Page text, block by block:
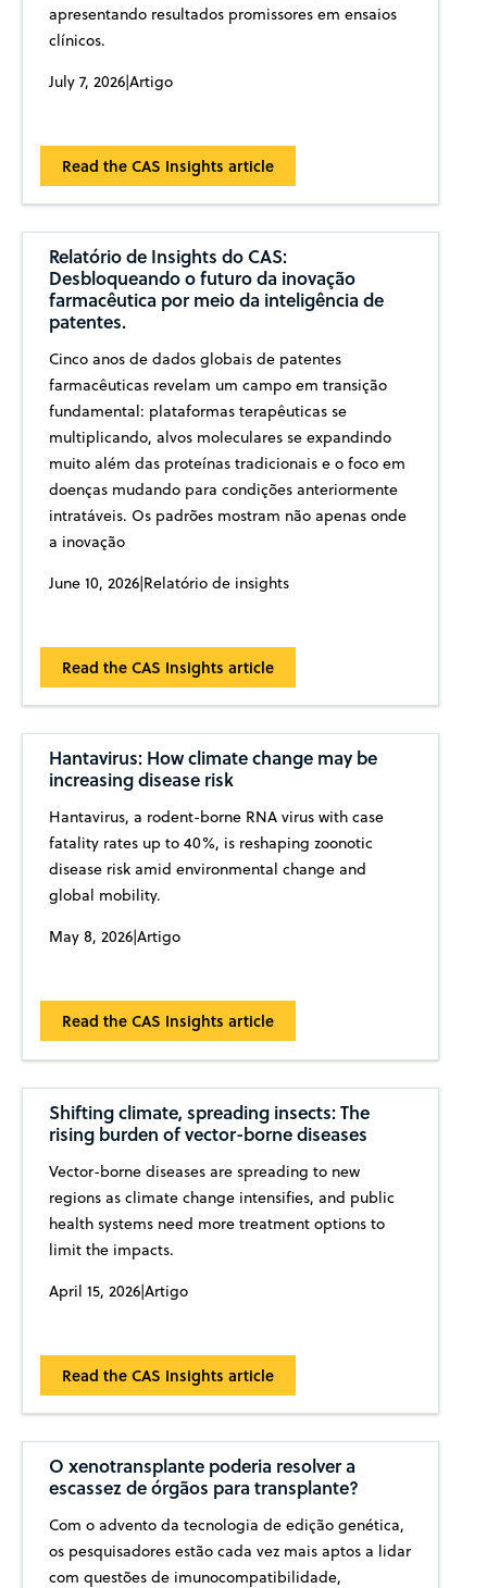
apresentando resultados promissores em ensaios
clínicos.
July 7, 2026|Artigo
Read the CAS Insights article
Relatório de Insights do CAS:
Desbloqueando o futuro da inovação
farmacêutica por meio da inteligência de
patentes.
Cinco anos de dados globais de patentes
farmacêuticas revelam um campo em transição
fundamental: plataformas terapêuticas se
multiplicando, alvos moleculares se expandindo
muito além das proteínas tradicionais e o foco em
doenças mudando para condições anteriormente
intratáveis. Os padrões mostram não apenas onde
a inovação
June 10, 2026|Relatório de insights
Read the CAS Insights article
Hantavirus: How climate change may be
increasing disease risk
Hantavirus, a rodent-borne RNA virus with case
fatality rates up to 40%, is reshaping zoonotic
disease risk amid environmental change and
global mobility.
May 8, 2026|Artigo
Read the CAS Insights article
Shifting climate, spreading insects: The
rising burden of vector-borne diseases
Vector-borne diseases are spreading to new
regions as climate change intensifies, and public
health systems need more treatment options to
limit the impacts.
April 15, 2026|Artigo
Read the CAS Insights article
O xenotransplante poderia resolver a
escassez de órgãos para transplante?
Com o advento da tecnologia de edição genética,
os pesquisadores estão cada vez mais aptos a lidar
com questões de imunocompatibilidade,